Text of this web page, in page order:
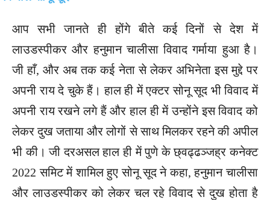
आप सभी जानते ही होंगे बीते कई दिनों से देश में
लाउडस्पीकर और हनुमान चालीसा विवाद गर्माया हुआ है।
जी हाँ, और अब तक कई नेता से लेकर अभिनेता इस मुद्दे पर
अपनी राय दे चुके हैं। हाल ही में एक्टर सोनू सूद भी विवाद में
अपनी राय रखने लगे हैं और हाल ही में उन्होंने इस विवाद को
लेकर दुख जताया और लोगों से साथ मिलकर रहने की अपील
भी की। जी दरअसल हाल ही में पुणे के छ्वढ्ढञ्जह्र कनेक्ट
2022 समिट में शामिल हुए सोनू सूद ने कहा, हनुमान चालीसा
और लाउडस्पीकर को लेकर चल रहे विवाद से दुख होता है